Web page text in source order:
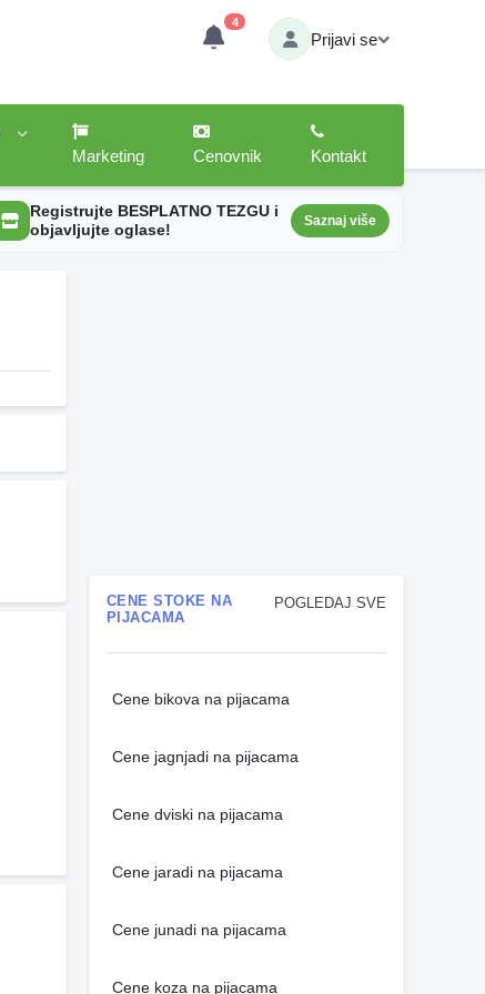
4
Prijavi se
Marketing
Cenovnik Kontakt
Registrujte BESPLATNO TEZGU i
objavljujte oglase!
Saznaj više
POGLEDAJ SVE
CENE STOKE NA
PIJACAMA
Cene bikova na pijacama
Cene jagnjadi na pijacama
Cene dviski na pijacama
Cene jaradi na pijacama
Cene junadi na pijacama
Cene koza na pijacama